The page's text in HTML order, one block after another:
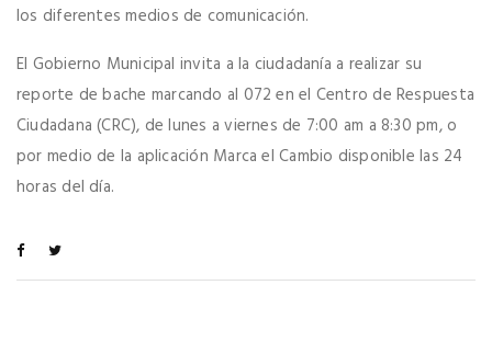
los diferentes medios de comunicación.
El Gobierno Municipal invita a la ciudadanía a realizar su
reporte de bache marcando al 072 en el Centro de Respuesta
Ciudadana (CRC), de lunes a viernes de 7:00 am a 8:30 pm, o
por medio de la aplicación Marca el Cambio disponible las 24
horas del día.